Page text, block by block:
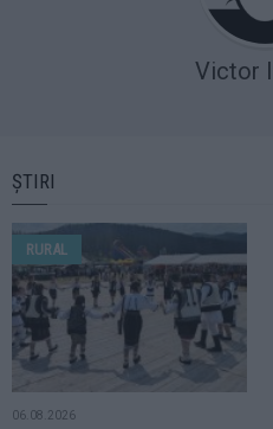
Victor
ȘTIRI
RURAL
06.08.2026